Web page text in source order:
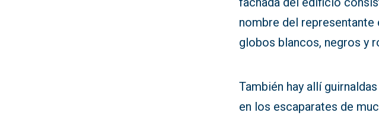
nombre del representante
globos blancos, negros y
También hay allí
en los escaparates de